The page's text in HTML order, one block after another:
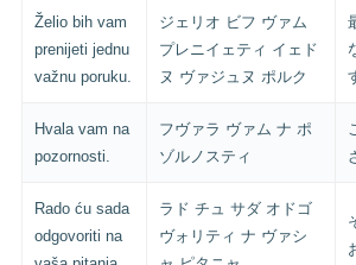
Želio bih vam
prenijeti jednu
važnu poruku.
ジェリオ ビフ ヴァム
プレニイェティ イェド
ヌ ヴァジュヌ ポルク
Hvala vam na
pozornosti.
フヴァラ ヴァム ナ ポ
ゾルノスティ
Rado ću sada
odgovoriti na
ラド チュ サダ オドゴ
ヴォリティ ナ ヴァシ